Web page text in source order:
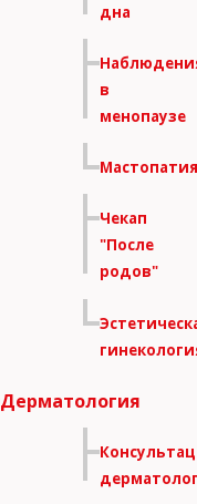
дна
в
менопаузе
Мастопатия
Чекап
"После
родов"
Дерматология